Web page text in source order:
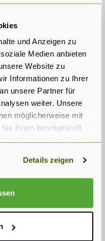
und Anzeigen zu
Medien anbieten
Website zu
Informationen zu Ihrer
unsere Partner für
weiter. Unsere
möglicherweise mit
ihnen bereitgestellt
Details zeigen
im Liefergebiet - bei
In warenkorb